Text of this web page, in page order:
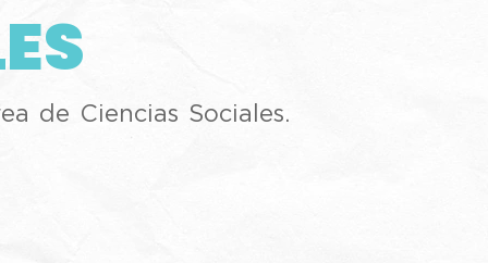
de Ciencias Sociales.